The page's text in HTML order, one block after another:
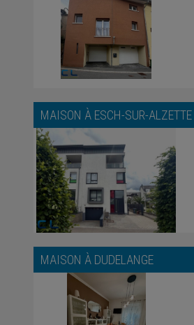
MAISON À ESCH-SUR-ALZETTE
MAISON À DUDELANGE